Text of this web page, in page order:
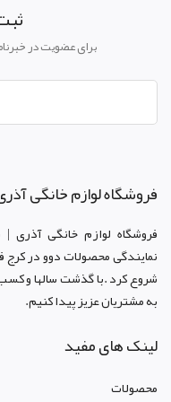
برای عضویت در
فروشگاه لوازم خانگی
فروشگاه لوازم خانگی آذری
نمایندگی محصولات دوو در کرج
شروع کرد .با گذشت سالها و
به مشتریان عزیز پیدا کنیم.
لینک های مفید
محصولات